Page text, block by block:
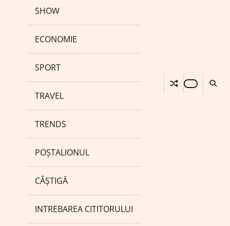
SHOW
ECONOMIE
SPORT
TRAVEL
TRENDS
POȘTALIONUL
CÂȘTIGĂ
INTREBAREA CITITORULUI